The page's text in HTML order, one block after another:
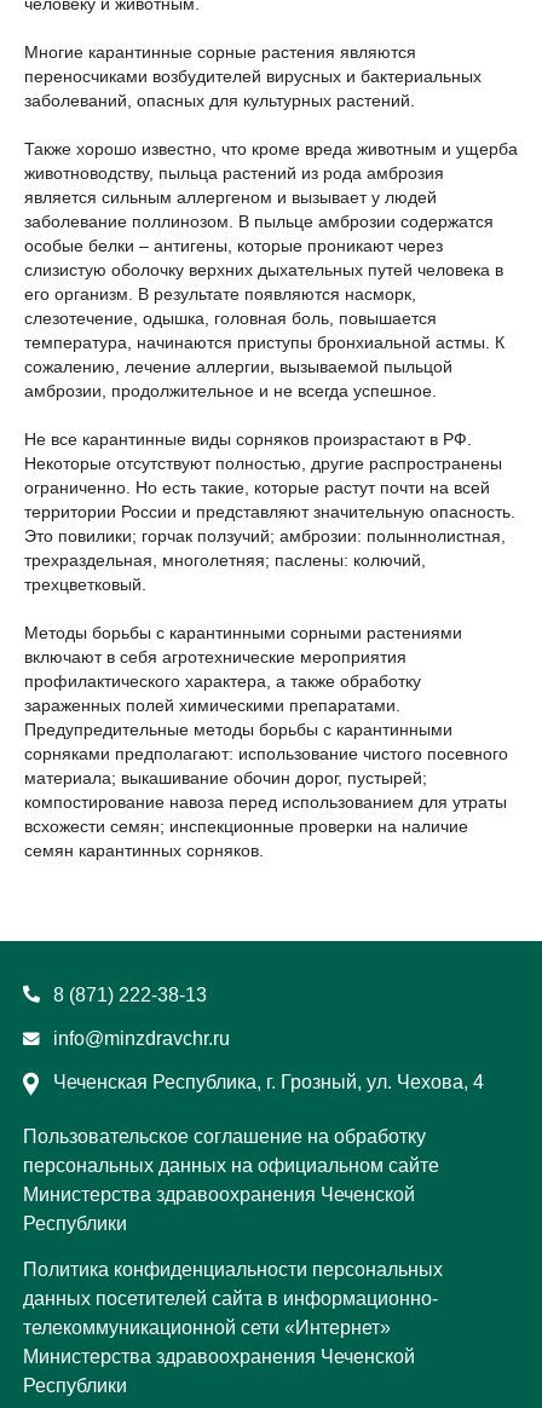
человеку и животным.
Многие карантинные сорные растения являются
переносчиками возбудителей вирусных и бактериальных
заболеваний, опасных для культурных растений.
Также хорошо известно, что кроме вреда животным и ущерба
животноводству, пыльца растений из рода амброзия
является сильным аллергеном и вызывает у людей
заболевание поллинозом. В пыльце амброзии содержатся
особые белки – антигены, которые проникают через
слизистую оболочку верхних дыхательных путей человека в
его организм. В результате появляются насморк,
слезотечение, одышка, головная боль, повышается
температура, начинаются приступы бронхиальной астмы. К
сожалению, лечение аллергии, вызываемой пыльцой
амброзии, продолжительное и не всегда успешное.
Не все карантинные виды сорняков произрастают в РФ.
Некоторые отсутствуют полностью, другие распространены
ограниченно. Но есть такие, которые растут почти на всей
территории России и представляют значительную опасность.
Это повилики; горчак ползучий; амброзии: полыннолистная,
трехраздельная, многолетняя; паслены: колючий,
трехцветковый.
Методы борьбы с карантинными сорными растениями
включают в себя агротехнические мероприятия
профилактического характера, а также обработку
зараженных полей химическими препаратами.
Предупредительные методы борьбы с карантинными
сорняками предполагают: использование чистого посевного
материала; выкашивание обочин дорог, пустырей;
компостирование навоза перед использованием для утраты
всхожести семян; инспекционные проверки на наличие
семян карантинных сорняков.
Пользовательское соглашение на обработку
персональных данных на официальном сайте
Министерства здравоохранения Чеченской
Республики
8 (871) 222-38-13
info@minzdravchr.ru
Чеченская Республика, г. Грозный, ул. Чехова, 4
Политика конфиденциальности персональных
данных посетителей сайта в информационно-
телекоммуникационной сети «Интернет»
Министерства здравоохранения Чеченской
Республики